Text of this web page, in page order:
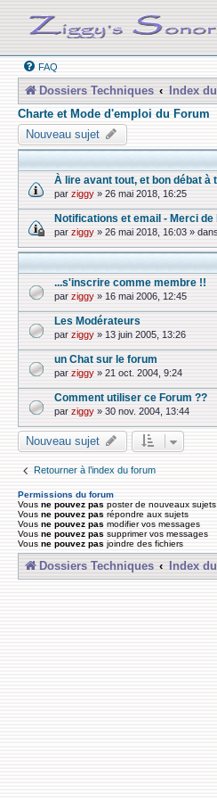
FAQ
Dossiers Techniques Index
Charte et Mode d'emploi du Forum
Nouveau sujet
À lire avant tout, et bon débat à
par ziggy » 26 mai 2018, 16:25
Notifications et email - Merci de
par ziggy » 26 mai 2018, 16:03 » dans
...s'inscrire comme membre !!
par ziggy » 16 mai 2006, 12:45
Les Modérateurs
par ziggy » 13 juin 2005, 13:26
un Chat sur le forum
par ziggy » 21 oct. 2004, 9:24
Comment utiliser ce Forum ??
par ziggy » 30 nov. 2004, 13:44
Nouveau sujet
Retourner à l’index du forum
Permissions du forum
Vous ne pouvez pas poster de nouveaux sujets
Vous ne pouvez pas répondre aux sujets
Vous ne pouvez pas modifier vos messages
Vous ne pouvez pas supprimer vos messages
Vous ne pouvez pas joindre des fichiers
Dossiers Techniques Index